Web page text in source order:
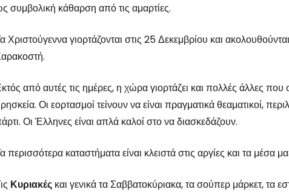
συμβολική κάθαρση από τις αμαρτίες.
Χριστούγεννα γιορτάζονται στις 25 Δεκεμβρίου και
από αυτές τις ημέρες, η χώρα γιορτάζει και πολλές άλλες που
Οι εορτασμοί τείνουν να είναι πραγματικά θεαματικοί,
Οι Έλληνες είναι απλά καλοί στο να διασκεδάζουν.
περισσότερα καταστήματα είναι κλειστά στις αργίες και τα μέσα
Κυριακές και γενικά τα Σαββατοκύριακα, τα σούπερ μάρκετ, τα